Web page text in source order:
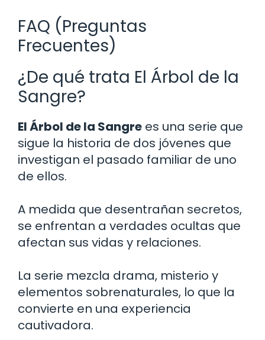
FAQ (Preguntas
Frecuentes)
¿De qué trata El Árbol de la
Sangre?
El Árbol de la Sangre es una serie que
sigue la historia de dos jóvenes que
investigan el pasado familiar de uno
de ellos.
A medida que desentrañan secretos,
se enfrentan a verdades ocultas que
afectan sus vidas y relaciones.
La serie mezcla drama, misterio y
elementos sobrenaturales, lo que la
convierte en una experiencia
cautivadora.